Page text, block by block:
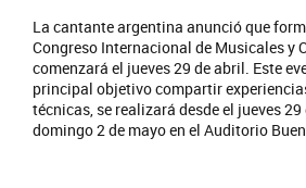
La cantante argentina anunció que
Congreso Internacional de Musicales y
comenzará el jueves 29 de abril. Este
principal objetivo compartir
técnicas, se realizará desde el jueves
domingo 2 de mayo en el Auditorio